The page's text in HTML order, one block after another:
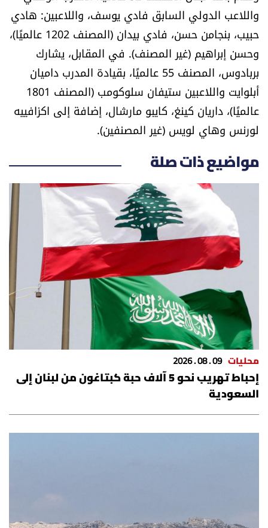
من نحن
للتواصل معنا
شروط الاستخدام
شروط الإشتراك
واللاعب الدولي السابق فادي يوسف، واللاعبين: هادي
حبيب، بنجامن حسن، فادي بيدان (المصنف 1202 عالميًا)،
وحسن إبراهيم (غير المصنف). في المقابل، يشارك
بربادوس، المصنف 55 عالميًا، بقيادة المدرب داميان
أبلوايت واللاعبين ستيفان سلوكومب (المصنف 1801
عالميًا)، داريان كينغ، كايبو مارشال، إضافة إلى اكزافييه
لورنس وهاي لويس (غير المصنفين).
مواضيع ذات صلة
محليات 09 . 08 . 2026
إحباط تهريب نحو 5 آلاف حبة كبتاغون من لبنان إلى
السعودية